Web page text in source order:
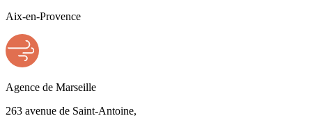
Aix-en-Provence
Agence de Marseille
263 avenue de Saint-Antoine,